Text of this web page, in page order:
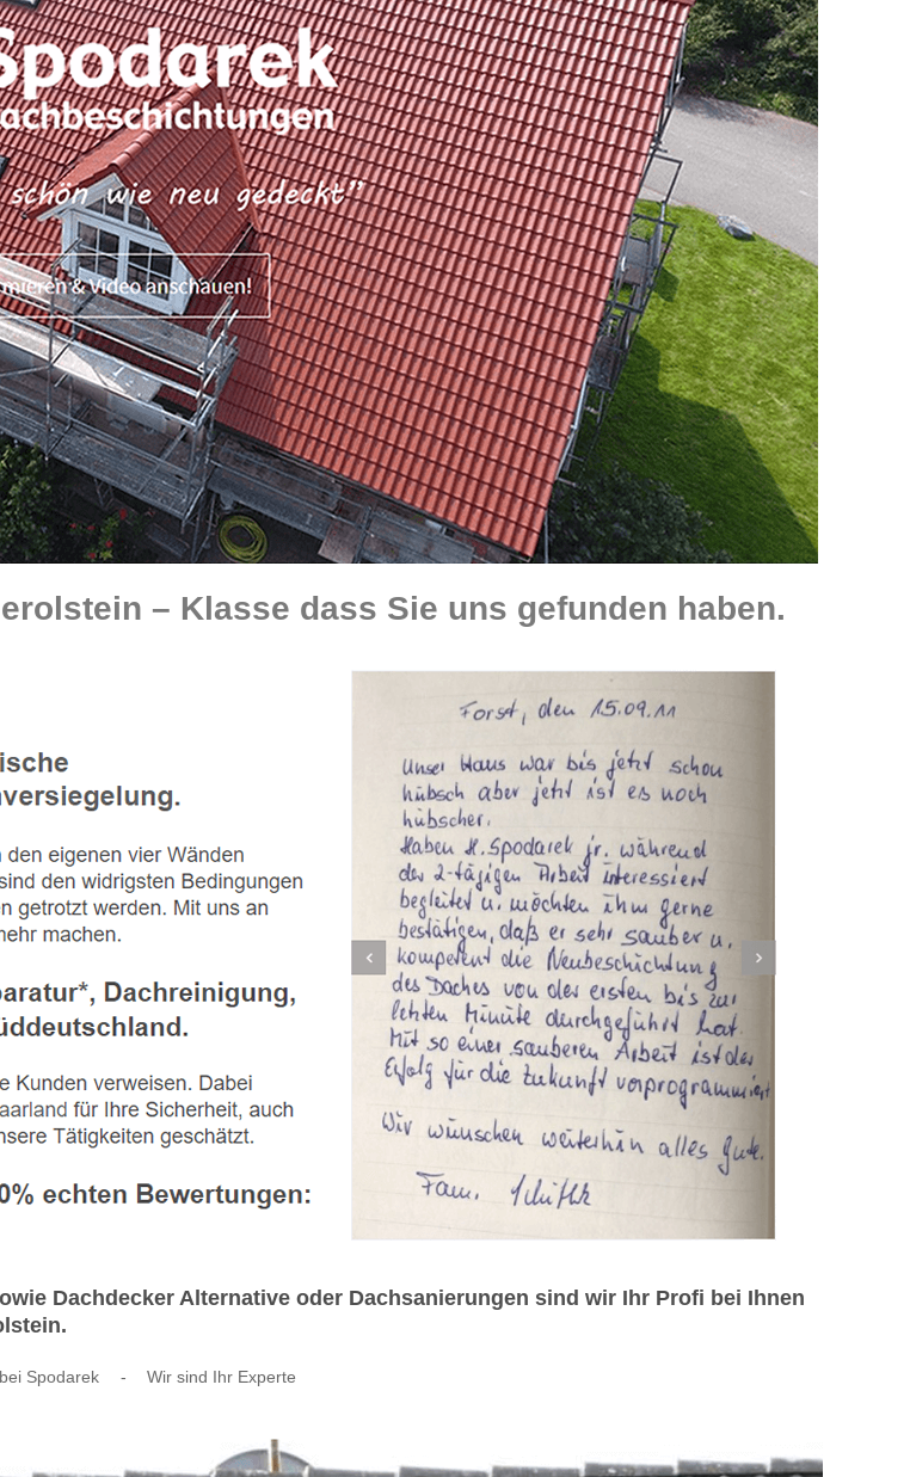
– Klasse dass Sie uns gefunden haben.
Dachdecker Alternative oder Dachsanierungen sind wir Ihr Profi bei Ihnen
Spodarek - Wir sind Ihr Experte